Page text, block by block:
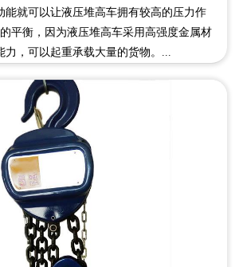
能就可以让液压堆高车拥有较高的压力作
平衡，因为液压堆高车采用高强度金属材
力，可以起重承载大量的货物。...